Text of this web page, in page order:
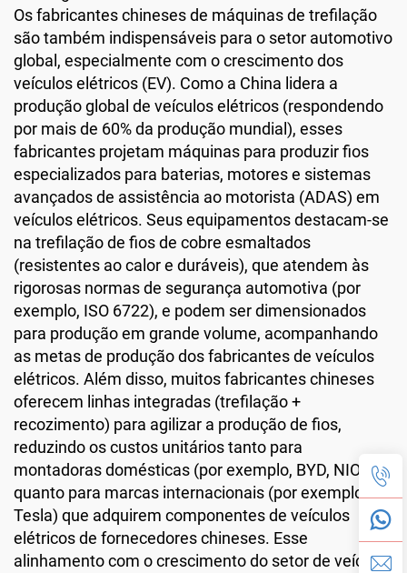
Os fabricantes chineses de máquinas de trefilação
são também indispensáveis para o setor automotivo
global, especialmente com o crescimento dos
veículos elétricos (EV). Como a China lidera a
produção global de veículos elétricos (respondendo
por mais de 60% da produção mundial), esses
fabricantes projetam máquinas para produzir fios
especializados para baterias, motores e sistemas
avançados de assistência ao motorista (ADAS) em
veículos elétricos. Seus equipamentos destacam-se
na trefilação de fios de cobre esmaltados
(resistentes ao calor e duráveis), que atendem às
rigorosas normas de segurança automotiva (por
exemplo, ISO 6722), e podem ser dimensionados
para produção em grande volume, acompanhando
as metas de produção dos fabricantes de veículos
elétricos. Além disso, muitos fabricantes chineses
oferecem linhas integradas (trefilação +
recozimento) para agilizar a produção de fios,
reduzindo os custos unitários tanto para
montadoras domésticas (por exemplo, BYD, NIO)
quanto para marcas internacionais (por exemplo,
Tesla) que adquirem componentes de veículos
elétricos de fornecedores chineses. Esse
alinhamento com o crescimento do setor de veículos